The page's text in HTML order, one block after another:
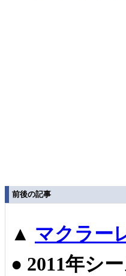
前後の記事
▲ マクラー
● 2011年シ